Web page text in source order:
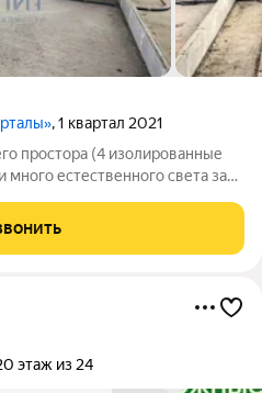
, 1 квартал 2021
много естественного света за
можно сделать 2 с/у,
этаж из 24